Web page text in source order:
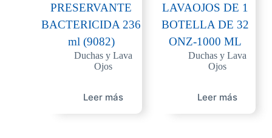
PRESERVANTE
BACTERICIDA 236
ml (9082)
Duchas y Lava
Ojos
Leer más
LAVAOJOS DE 1
BOTELLA DE 32
ONZ-1000 ML
Duchas y Lava
Ojos
Leer más